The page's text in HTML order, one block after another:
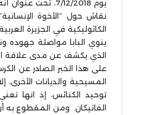
يوم 7/12/2018،
نقاش حول “الأخوة
ينوي البابا مواصلة جهوده
الذي يكشف عن مدى علاقة
على هذا الخبر الصادر عن
المسيحية والديانات
توحيد الكنائس، إذ انها
الفاتيكان. ومن المقطوع به